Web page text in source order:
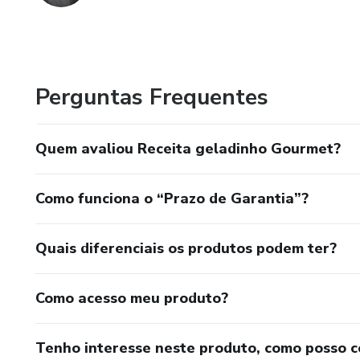
Perguntas Frequentes
Quem avaliou Receita geladinho Gourmet?
Como funciona o “Prazo de Garantia”?
Quais diferenciais os produtos podem ter?
Como acesso meu produto?
Tenho interesse neste produto, como posso